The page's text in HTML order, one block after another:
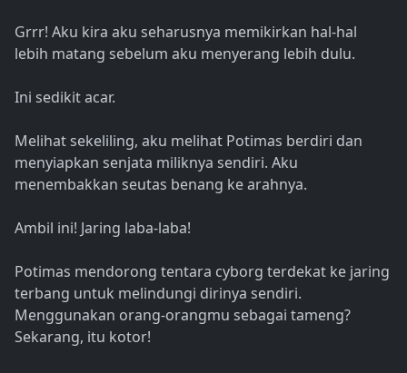
Grrr! Aku kira aku seharusnya memikirkan hal-hal
lebih matang sebelum aku menyerang lebih dulu.
Ini sedikit acar.
Melihat sekeliling, aku melihat Potimas berdiri dan
menyiapkan senjata miliknya sendiri. Aku
menembakkan seutas benang ke arahnya.
Ambil ini! Jaring laba-laba!
Potimas mendorong tentara cyborg terdekat ke jaring
terbang untuk melindungi dirinya sendiri.
Menggunakan orang-orangmu sebagai tameng?
Sekarang, itu kotor!